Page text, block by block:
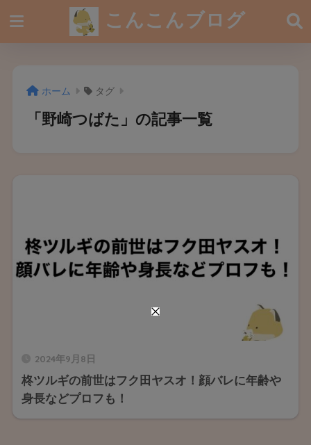
こんこんブログ
ホーム タグ
「野崎つばた」の記事一覧
2024年9月8日
柊ツルギの前世はフク田ヤスオ！顔バレに年齢や
身長などプロフも！